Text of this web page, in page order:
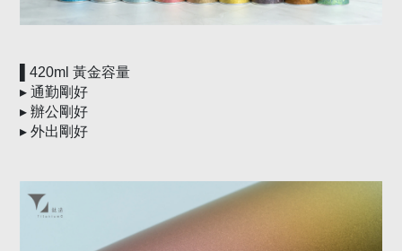
420ml 黃金容量
▸ 通勤剛好
▸ 辦公剛好
▸ 外出剛好